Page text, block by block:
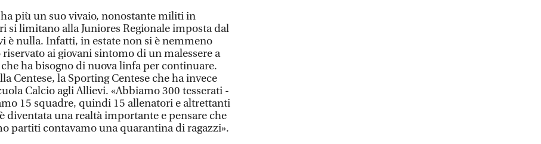
più un suo vivaio, nonostante militi in
si limitano alla Juniores Regionale imposta dal
è nulla. Infatti, in estate non si è nemmeno
ai giovani sintomo di un malessere a
ha bisogno di nuova linfa per continuare.
Centese, la Sporting Centese che ha invece
Calcio agli Allievi. «Abbiamo 300 tesserati -
15 squadre, quindi 15 allenatori e altrettanti
diventata una realtà importante e pensare che
partiti contavamo una quarantina di ragazzi».